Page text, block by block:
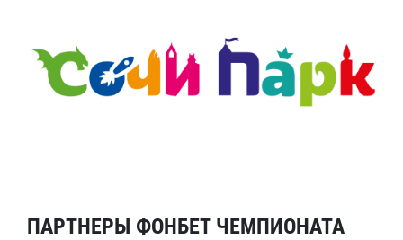
ПАРТНЕРЫ ФОНБЕТ ЧЕМПИОНАТА